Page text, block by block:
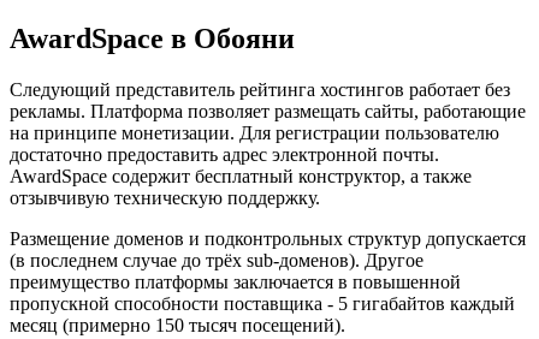
AwardSpace в Обояни
Следующий представитель рейтинга хостингов работает без
рекламы. Платформа позволяет размещать сайты, работающие
на принципе монетизации. Для регистрации пользователю
достаточно предоставить адрес электронной почты.
AwardSpace содержит бесплатный конструктор, а также
отзывчивую техническую поддержку.
Размещение доменов и подконтрольных структур допускается
(в последнем случае до трёх sub-доменов). Другое
преимущество платформы заключается в повышенной
пропускной способности поставщика - 5 гигабайтов каждый
месяц (примерно 150 тысяч посещений).